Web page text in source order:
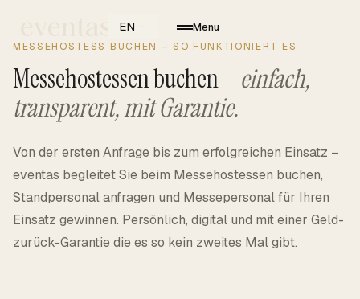
EN Menu
MESSEHOSTESS BUCHEN – SO FUNKTIONIERT ES
Messehostessen buchen – einfach,
transparent, mit Garantie.
Von der ersten Anfrage bis zum erfolgreichen Einsatz –
eventas begleitet Sie beim Messehostessen buchen,
Standpersonal anfragen und Messepersonal für Ihren
Einsatz gewinnen. Persönlich, digital und mit einer Geld-
zurück-Garantie die es so kein zweites Mal gibt.